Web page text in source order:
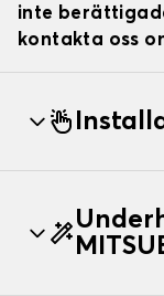
inte
kontakta oss